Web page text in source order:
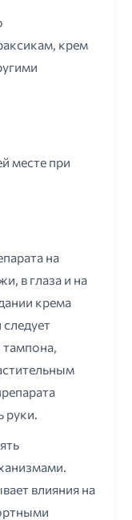
крем
месте при
на
в глаза и на
крема
руки.
влияния на